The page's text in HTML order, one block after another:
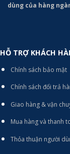
dùng của hàng
HỖ TRỢ KHÁCH
Chính sách bảo mật
Chính sách đổi trả
Giao hàng & vận
Mua hàng và thanh
Thỏa thuận người